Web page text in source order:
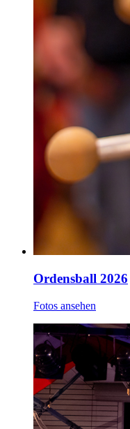
Ordensball 2026
Fotos ansehen